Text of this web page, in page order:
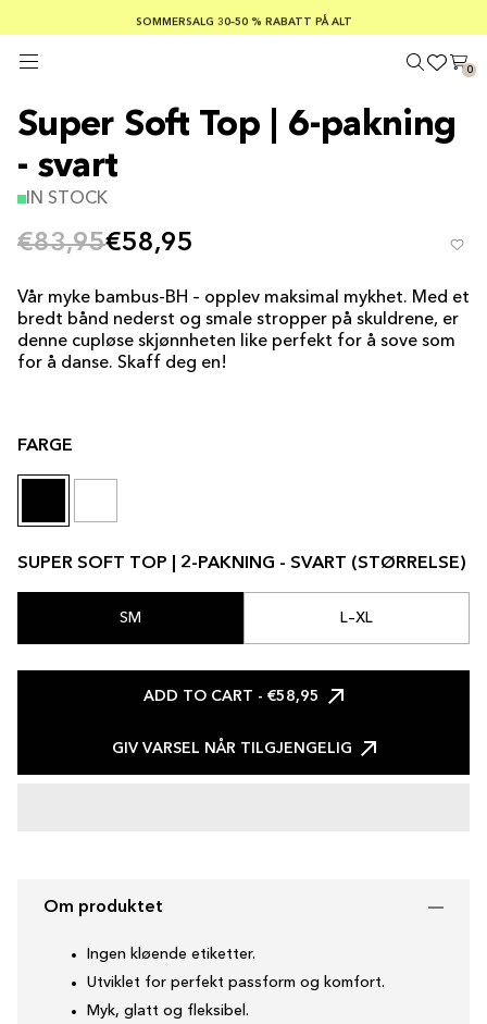
SOMMERSALG 30–50 % RABATT PÅ ALT
GRATIS FRAKT PÅ ORDRE OVER €100
TRYGGE BETALINGER MED KLARNA
0
Super Soft Top | 6-pakning
- svart
IN STOCK
€83,95€58,95
Vår myke bambus-BH – opplev maksimal mykhet. Med et
bredt bånd nederst og smale stropper på skuldrene, er
denne cupløse skjønnheten like perfekt for å sove som
for å danse. Skaff deg en!
FARGE
SUPER SOFT TOP | 2-PAKNING - SVART (STØRRELSE)
SM L–XL
ADD TO CART - €58,95
GIV VARSEL NÅR TILGJENGELIG
Om produktet
Ingen kløende etiketter.
Utviklet for perfekt passform og komfort.
Myk, glatt og fleksibel.